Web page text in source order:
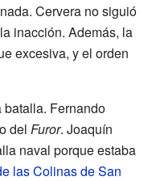
Cervera no siguió
inacción. Además, la
excesiva, y el orden
Fernando
del Furor. Joaquín
naval porque estaba
las Colinas de San